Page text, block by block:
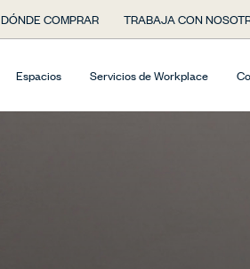
DÓNDE COMPRAR TRABAJA CON
Espacios Servicios de Workplace